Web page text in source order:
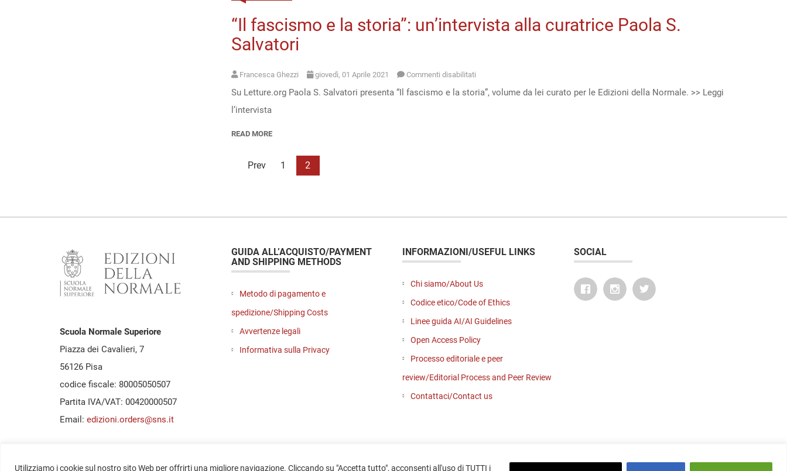
Utilizziamo i cookie sul nostro sito Web per offrirti una migliore navigazione. Cliccando su "Accetta tutto", acconsenti all'uso di TUTTI i
“Il fascismo e la storia”: un’intervista alla curatrice Paola S.
Salvatori
Francesca Ghezzi giovedì, 01 Aprile 2021 Commenti disabilitati
“Il
S.
Su Letture.org Paola S. Salvatori presenta “Il fascismo e la storia”, volume da lei curato per le Edizioni della Normale. >> Leggi
l’intervista
READ MORE
Prev 1 2
Scuola Normale Superiore
Piazza dei Cavalieri, 7
56126 Pisa
codice fiscale: 80005050507
Partita IVA/VAT: 00420000507
Email: edizioni.orders@sns.it
GUIDA ALL’ACQUISTO/PAYMENT
AND SHIPPING METHODS
Metodo di pagamento e
spedizione/Shipping Costs
Avvertenze legali
Informativa sulla Privacy
INFORMAZIONI/USEFUL LINKS
Chi siamo/About Us
Codice etico/Code of Ethics
Linee guida AI/AI Guidelines
Open Access Policy
Processo editoriale e peer
review/Editorial Process and Peer Review
Contattaci/Contact us
SOCIAL